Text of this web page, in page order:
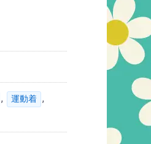
, 運動着 ,